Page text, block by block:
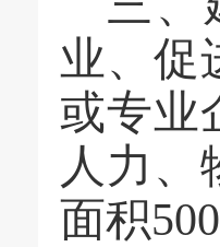
业、促
或专业
人力
面积